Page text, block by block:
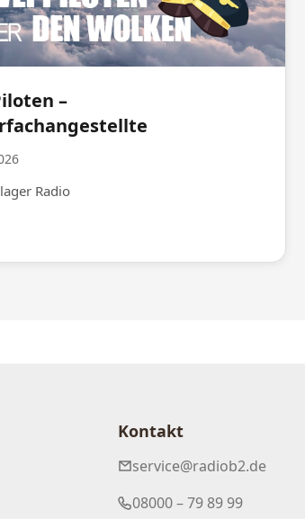
–
Radio
Kontakt
service@radiob2.de
08000 – 79 89 99